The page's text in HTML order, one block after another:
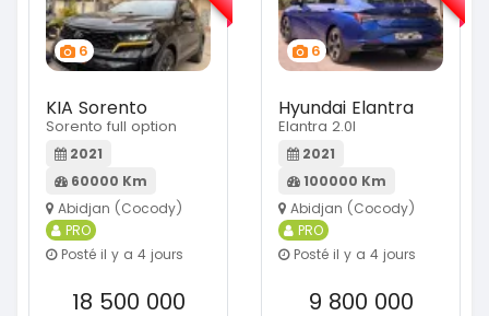
6
KIA Sorento
Sorento full option
2021
60000 Km
Abidjan (Cocody)
PRO
Posté il y a 4 jours
18 500 000
6
Hyundai Elantra
Elantra 2.0l
2021
100000 Km
Abidjan (Cocody)
PRO
Posté il y a 4 jours
9 800 000